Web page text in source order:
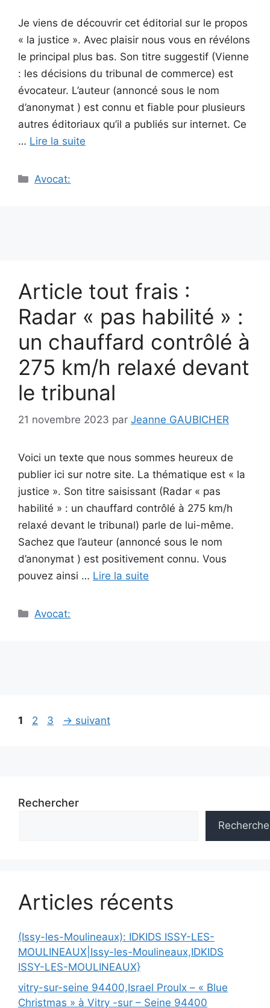
Je viens de découvrir cet éditorial sur le propos
« la justice ». Avec plaisir nous vous en révélons
le principal plus bas. Son titre suggestif (Vienne
: les décisions du tribunal de commerce) est
évocateur. L’auteur (annoncé sous le nom
d’anonymat ) est connu et fiable pour plusieurs
autres éditoriaux qu’il a publiés sur internet. Ce
… Lire la suite
Catégories
Avocat:
Article tout frais :
Radar « pas habilité » :
un chauffard contrôlé à
275 km/h relaxé devant
le tribunal
21 novembre 2023 par Jeanne GAUBICHER
Voici un texte que nous sommes heureux de
publier ici sur notre site. La thématique est « la
justice ». Son titre saisissant (Radar « pas
habilité » : un chauffard contrôlé à 275 km/h
relaxé devant le tribunal) parle de lui-même.
Sachez que l’auteur (annoncé sous le nom
d’anonymat ) est positivement connu. Vous
pouvez ainsi … Lire la suite
Catégories
Avocat:
Navigation
Page
1 Page
2 Page
3 → suivant
Rechercher
Articles récents
(Issy-les-Moulineaux): IDKIDS ISSY-LES-
MOULINEAUX|Issy-les-Moulineaux,IDKIDS
ISSY-LES-MOULINEAUX}
vitry-sur-seine 94400,Israel Proulx – « Blue
Christmas » à Vitry -sur – Seine 94400